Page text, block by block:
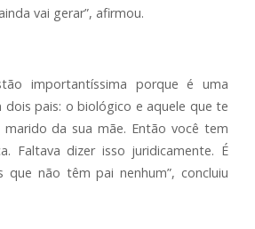
vai gerar”, afirmou.
importantíssima porque é uma
dois pais: o biológico e aquele que te
da sua mãe. Então você tem
Faltava dizer isso juridicamente. É
que não têm pai nenhum”, concluiu